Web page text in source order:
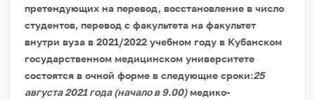
претендующих на перевод, восстановление в число
студентов, перевод с факультета на факультет
внутри вуза в 2021/2022 учебном году в Кубанском
государственном медицинском университете
состоятся в очной форме в следующие сроки:25
августа 2021 года (начало в 9.00)медико-